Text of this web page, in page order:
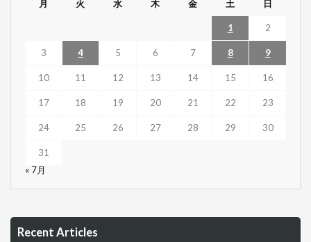
月 火 水 木 金 土 日
1 2
3 4 5 6 7 8 9
10 11 12 13 14 15 16
17 18 19 20 21 22 23
24 25 26 27 28 29 30
31
« 7月
Recent Articles